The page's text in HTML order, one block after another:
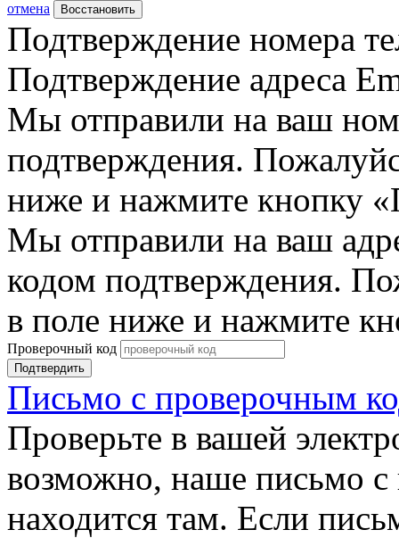
отмена Восстановить
Подтверждение номера
Подтверждение адреса
Мы отправили на ваш
подтверждения.
ниже и нажмите кнопку
Мы отправили на ваш
кодом подтверждения.
в поле ниже и нажмите
Проверочный код
Подтвердить
Письмо с проверочным
Проверьте в вашей
возможно, наше письмо с
находится там. Если